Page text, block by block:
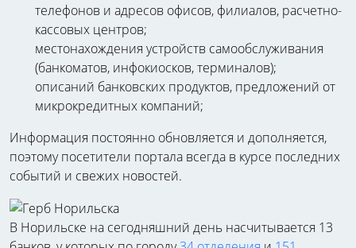
телефонов и адресов офисов, филиалов, расчетно-
кассовых центров;
местонахождения устройств самообслуживания
(банкоматов, инфокиосков, терминалов);
описаний банковских продуктов, предложений от
микрокредитных компаний;
Информация постоянно обновляется и дополняется,
поэтому посетители портала всегда в курсе последних
событий и свежих новостей.
В Норильске на сегодняшний день насчитывается 13